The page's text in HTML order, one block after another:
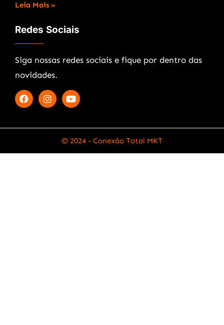
Leia Mais »
Redes Sociais
Siga nossas redes sociais e fique por dentro das
novidades.
© 2024 - Conexão Total MKT